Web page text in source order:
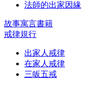
法師的出家因緣
故事寓言書籍
戒律規行
出家人戒律
在家人戒律
三皈五戒